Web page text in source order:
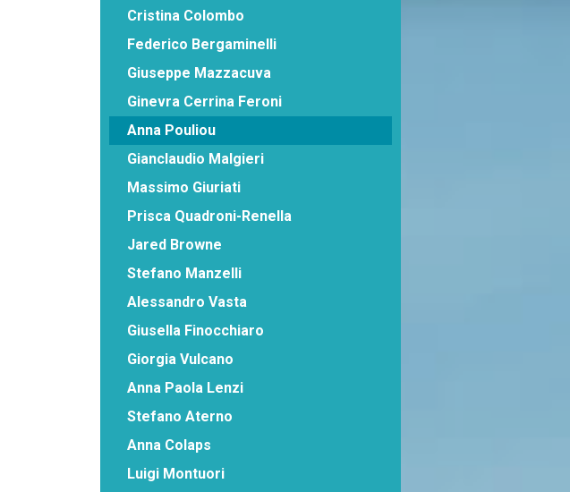
Cristina Colombo
Federico Bergaminelli
Giuseppe Mazzacuva
Ginevra Cerrina Feroni
Anna Pouliou
Gianclaudio Malgieri
Massimo Giuriati
Prisca Quadroni-Renella
Jared Browne
Stefano Manzelli
Alessandro Vasta
Giusella Finocchiaro
Giorgia Vulcano
Anna Paola Lenzi
Stefano Aterno
Anna Colaps
Luigi Montuori